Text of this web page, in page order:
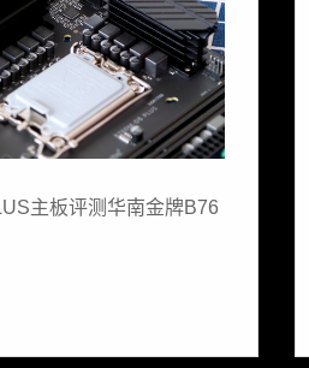
主板评测华南金牌B76